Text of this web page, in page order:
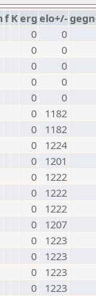
f Kerg elo+/-
0
0
0
0
0
0
0
0
0
0
0
1182
0
1182
0
1224
0
1201
0
1222
0
1222
0
1222
0
1207
0
1223
0
1223
0
1223
0
1223